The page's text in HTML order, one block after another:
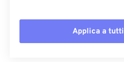
Applica a tutti